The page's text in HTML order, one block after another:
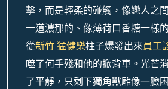
擊，而是輕柔的碰觸，像戀人之
一道濃郁的、像薄荷口香糖一樣
從新竹 猛健樂柱子爆發出來員工
噬了何手殘和他的掀背車。光芒
了平靜，只剩下獨角獸雕像一臉